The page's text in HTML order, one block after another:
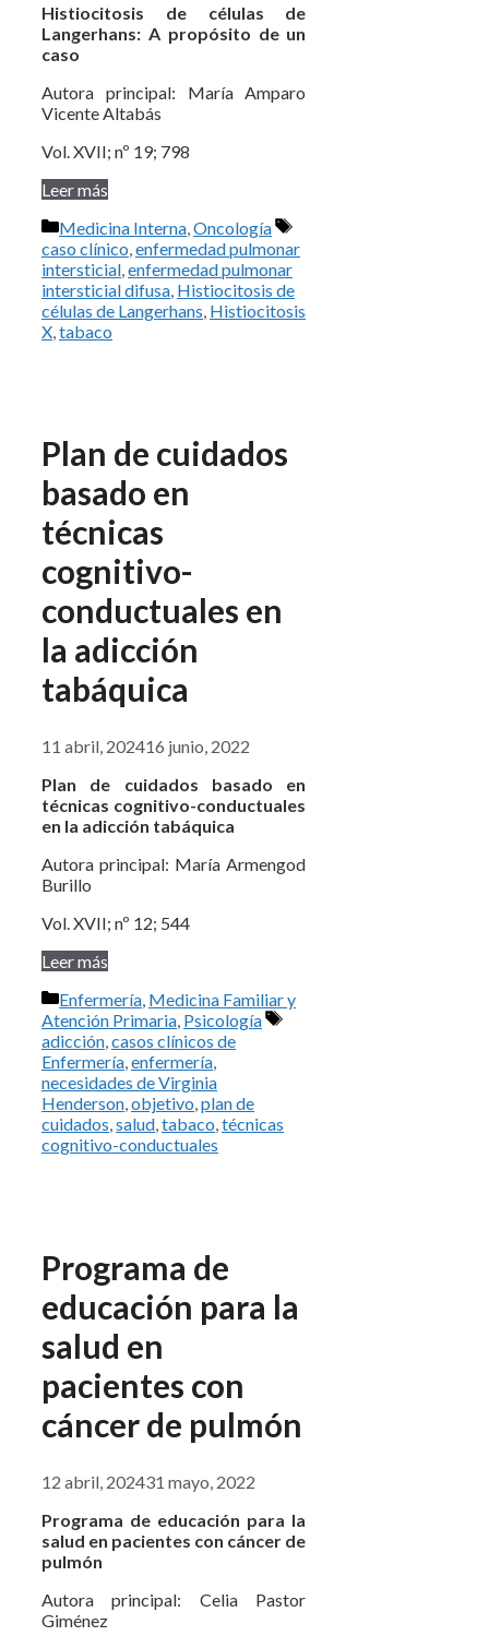
Histiocitosis de células de
Langerhans: A propósito de un
caso
Autora principal: María Amparo
Vicente Altabás
Vol. XVII; nº 19; 798
Leer más
Categorías
Medicina Interna Oncología
Etiquetas
caso clínico enfermedad pulmonar
intersticial enfermedad pulmonar
intersticial difusa Histiocitosis de
células de Langerhans Histiocitosis
X tabaco
Plan de cuidados
basado en
técnicas
cognitivo-
conductuales en
la adicción
tabáquica
11 abril, 202416 junio, 2022
Plan de cuidados basado en
técnicas cognitivo-conductuales
en la adicción tabáquica
Autora principal: María Armengod
Burillo
Vol. XVII; nº 12; 544
Leer más
Categorías
Enfermería, Medicina Familiar y
Atención Primaria, Psicología
Etiquetas
adicción,casos clínicos de
Enfermería,enfermería,
necesidades de Virginia
Henderson,objetivo,plan de
cuidados,salud,tabaco,técnicas
cognitivo-conductuales
Programa de
educación para la
salud en
pacientes con
cáncer de pulmón
12 abril, 202431 mayo, 2022
Programa de educación para la
salud en pacientes con cáncer de
pulmón
Autora principal: Celia Pastor
Giménez